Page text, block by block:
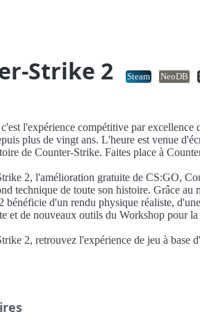
Strike 2 Steam NeoDB
l'expérience compétitive par excellence
plus de vingt ans. L'heure est venue
de Counter-Strike. Faites place à
2, l'amélioration gratuite de CS:GO,
technique de toute son histoire. Grâce au
bénéficie d'un rendu physique réaliste,
et de nouveaux outils du Workshop pour
2, retrouvez l'expérience de jeu à base
mondiaux et régionaux ;